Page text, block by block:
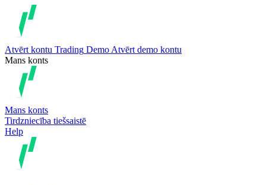
Atvērt kontu Trading Demo Atvērt demo kontu
Mans konts
Mans konts
Tirdzniecība tiešsaistē
Help